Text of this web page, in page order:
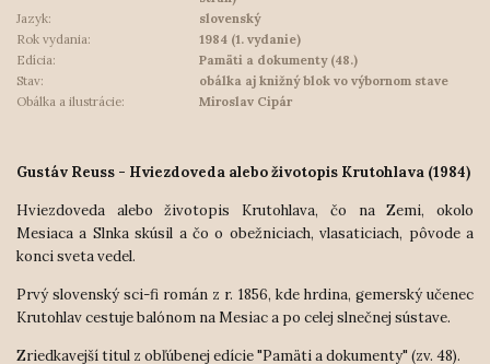
Jazyk:
slovenský
Rok vydania:
1984 (1. vydanie)
Edícia:
Pamäti a dokumenty (48.)
Stav:
obálka aj knižný blok vo výbornom stave
Obálka a ilustrácie:
Miroslav Cipár
Gustáv Reuss - Hviezdoveda alebo životopis Krutohlava (1984)
Hviezdoveda alebo životopis Krutohlava, čo na Zemi, okolo
Mesiaca a Slnka skúsil a čo o obežniciach, vlasaticiach, pôvode a
konci sveta vedel.
Prvý slovenský sci-fi román z r. 1856, kde hrdina, gemerský učenec
Krutohlav cestuje balónom na Mesiac a po celej slnečnej sústave.
Zriedkavejší titul z obľúbenej edície "Pamäti a dokumenty" (zv. 48).